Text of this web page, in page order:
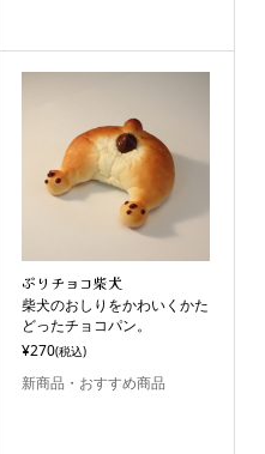
ぷりチョコ柴犬
柴犬のおしりをかわいくかた
どったチョコパン。
¥270(税込)
新商品・おすすめ商品